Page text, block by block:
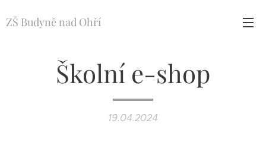
ZŠ Budyně nad Ohří
Školní e-shop
19.04.2024